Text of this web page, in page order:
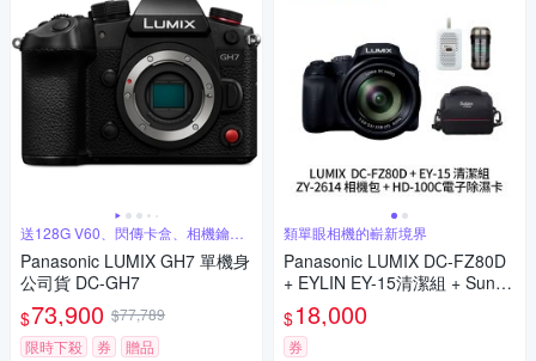
送128G V60、閃傳卡盒、相機鑰匙
圈
Panasonic LUMIX GH7 單機身
公司貨 DC-GH7
$73,900 $77,789
限時下殺
券 贈品
類單眼相機的嶄新境界
Panasonic LUMIX DC-FZ80D
+ EYLIN EY-15清潔組 + SunLi
ght ZY-2614相機包 + EirMai 銳
瑪 HD-100C電子除濕卡 FZ80
D (公司貨)
$18,000
券